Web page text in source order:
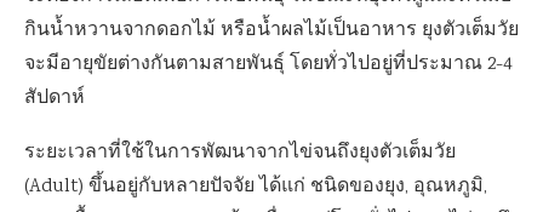
กินน้ำหวานจากดอกไม้ หรือน้ำผลไม้เป็นอาหาร ยุงตัวเต็มวัย
จะมีอายุขัยต่างกันตามสายพันธุ์ โดยทั่วไปอยู่ที่ประมาณ 2-4
สัปดาห์
ระยะเวลาที่ใช้ในการพัฒนาจากไข่จนถึงยุงตัวเต็มวัย
(Adult) ขึ้นอยู่กับหลายปัจจัย ได้แก่ ชนิดของยุง, อุณหภูมิ,